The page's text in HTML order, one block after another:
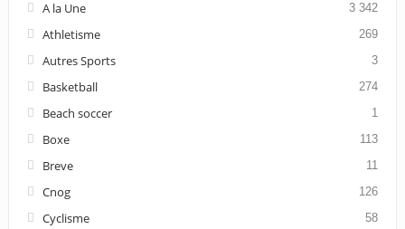
A la Une 3 342
Athletisme 269
Autres Sports 3
Basketball 274
Beach soccer 1
Boxe 113
Breve 11
Cnog 126
Cyclisme 58